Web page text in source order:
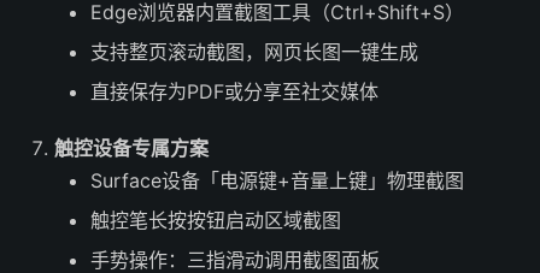
Edge浏览器内置截图工具（Ctrl+Shift+S）
支持整页滚动截图，网页长图一键生成
直接保存为PDF或分享至社交媒体
触控设备专属方案
Surface设备「电源键+音量上键」物理截图
触控笔长按按钮启动区域截图
手势操作：三指滑动调用截图面板